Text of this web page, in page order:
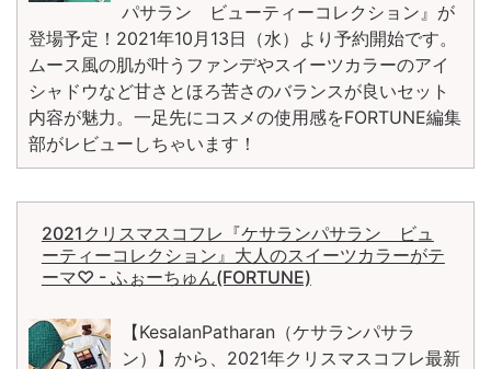
パサラン ビューティーコレクション』が
登場予定！2021年10月13日（水）より予約開始です。
ムース風の肌が叶うファンデやスイーツカラーのアイ
シャドウなど甘さとほろ苦さのバランスが良いセット
内容が魅力。一足先にコスメの使用感をFORTUNE編集
部がレビューしちゃいます！
2021クリスマスコフレ『ケサランパサラン ビュ
ーティーコレクション』大人のスイーツカラーがテ
ーマ♡ - ふぉーちゅん(FORTUNE)
【KesalanPatharan（ケサランパサラ
ン）】から、2021年クリスマスコフレ最新